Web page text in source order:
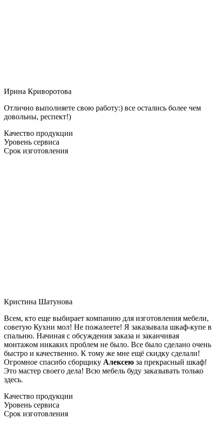
Ирина Криворотова
Отлично выполняете свою работу:) все остались более чем
довольны, респект!)
Качество продукции
Уровень сервиса
Срок изготовления
Кристина Шатунова
Всем, кто еще выбирает компанию для изготовления мебели,
советую Кухни мол! Не пожалеете! Я заказывала шкаф-купе в
спальню. Начиная с обсуждения заказа и заканчивая
монтажом никаких проблем не было. Все было сделано очень
быстро и качественно. К тому же мне ещё скидку сделали!
Огромное спасибо сборщику Алексею за прекрасный шкаф!
Это мастер своего дела! Всю мебель буду заказывать только
здесь.
Качество продукции
Уровень сервиса
Срок изготовления